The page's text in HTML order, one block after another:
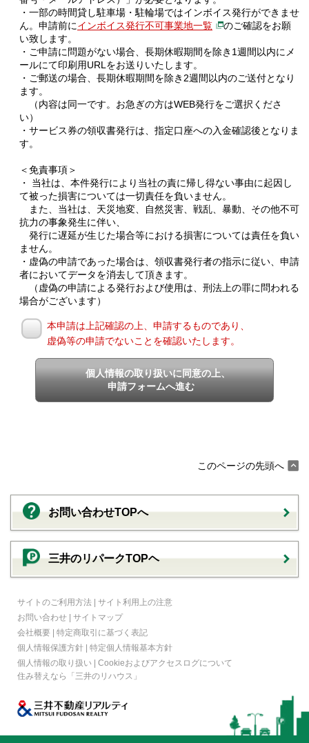
・一部の時間貸し駐車場・駐輪場ではインボイス発行ができませ
ん。申請前にインボイス発行不可事業地一覧
のご確認をお願
い致します。
・ご申請に問題がない場合、長期休暇期間を除き1週間以内にメ
ールにて印刷用URLをお送りいたします。
・ご郵送の場合、長期休暇期間を除き2週間以内のご送付となり
ます。
（内容は同一です。お急ぎの方はWEB発行をご選択くださ
い）
・サービス券の領収書発行は、指定口座への入金確認後となりま
す。
＜免責事項＞
・ 当社は、本件発行により当社の責に帰し得ない事由に起因し
て被った損害については一切責任を負いません。
また、当社は、天災地変、自然災害、戦乱、暴動、その他不可
抗力の事象発生に伴い、
発行に遅延が生じた場合等における損害については責任を負い
ません。
・虚偽の申請であった場合は、領収書発行者の指示に従い、申請
者においてデータを消去して頂きます。
（虚偽の申請による発行および使用は、刑法上の罪に問われる
場合がございます）
本申請は上記確認の上、申請するものであり、
虚偽等の申請でないことを確認いたします。
個人情報の取り扱いに同意の上、
申請フォームへ進む
このページの先頭へ
お問い合わせTOPへ
三井のリパークTOPヘ
サイトのご利用方法 | サイト利用上の注意
お問い合わせ | サイトマップ
会社概要 | 特定商取引に基づく表記
個人情報保護方針 | 特定個人情報基本方針
個人情報の取り扱い | Cookieおよびアクセスログについて
住み替えなら
「三井のリハウス」